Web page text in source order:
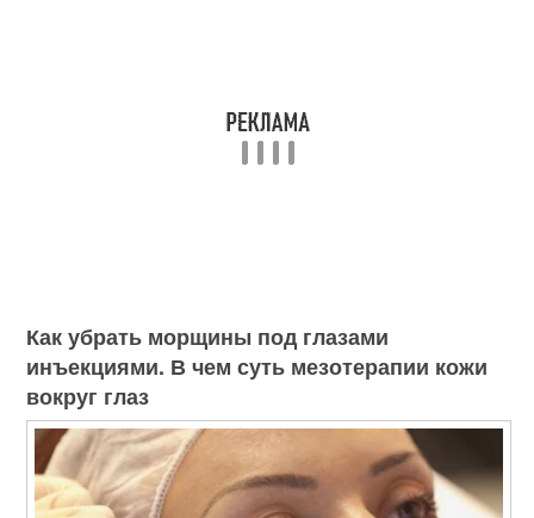
Как убрать морщины под глазами
инъекциями. В чем суть мезотерапии кожи
вокруг глаз